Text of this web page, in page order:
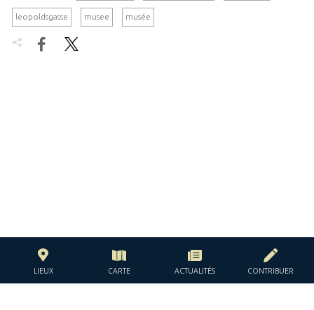
leopoldsgasse musee musée
 
LIEUX CARTE ACTUALITÉS CONTRIBUER